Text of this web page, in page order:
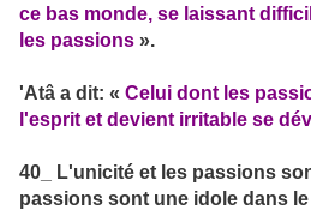
ce bas monde, se laissant
les passions ».
'Atâ a dit: « Celui dont les
l'esprit et devient irritable se
40_ L'unicité et les passions
passions sont une idole dans